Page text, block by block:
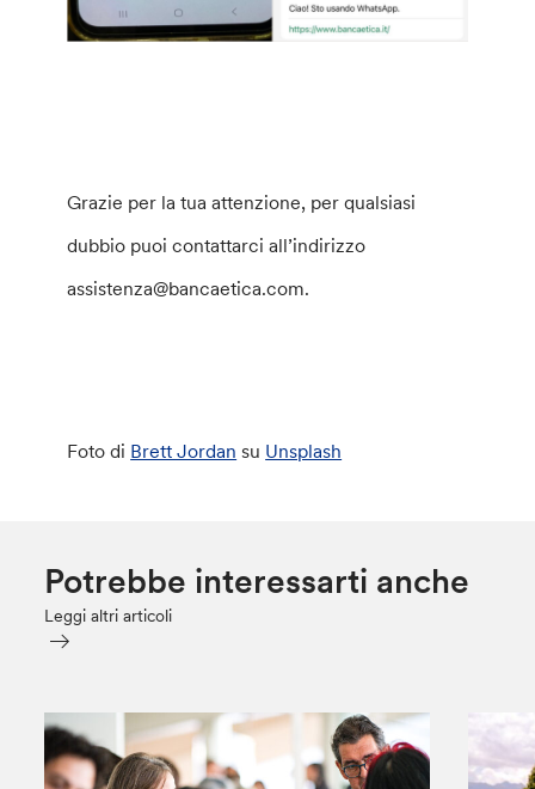
Grazie per la tua attenzione, per qualsiasi
dubbio puoi contattarci all’indirizzo
assistenza@bancaetica.com.
Foto di Brett Jordan su Unsplash
Potrebbe interessarti anche
Leggi altri articoli